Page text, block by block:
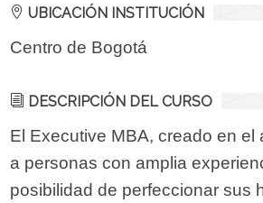
UBICACIÓN INSTITUCIÓN
Centro de Bogotá
DESCRIPCIÓN DEL CURSO
El Executive MBA, creado en el
a personas con amplia
posibilidad de perfeccionar sus